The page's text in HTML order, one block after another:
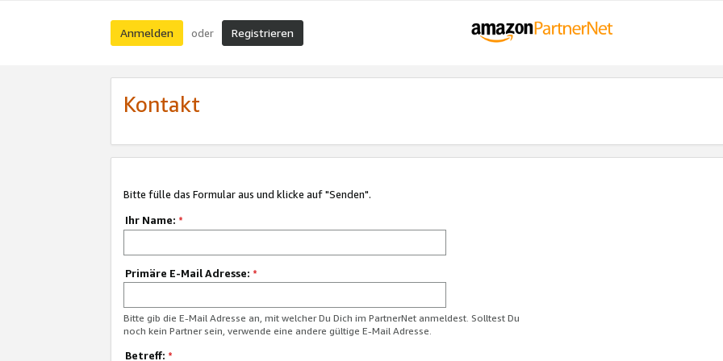
Anmelden oder Registrieren
Kontakt
Bitte fülle das Formular aus und klicke auf "Senden".
Ihr Name: *
Primäre E-Mail Adresse: *
Bitte gib die E-Mail Adresse an, mit welcher Du Dich im PartnerNet anmeldest. Solltest Du
noch kein Partner sein, verwende eine andere gültige E-Mail Adresse.
Betreff: *